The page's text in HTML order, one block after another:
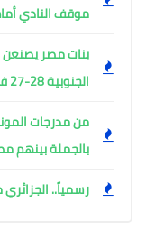
موقف النادي
بنات مصر يصنعن
الجنوبية 28-27 في مونديال اليد برومانيا
من مدرجات
بالجملة بينهم
رسمياً.. الجزائري منصف